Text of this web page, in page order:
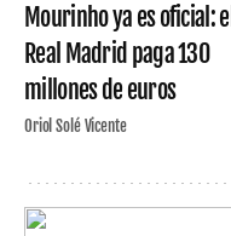
Mourinho ya es oficial: el
Real Madrid paga 130
millones de euros
Oriol Solé Vicente